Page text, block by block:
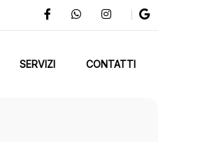
SERVIZI CONTATTI